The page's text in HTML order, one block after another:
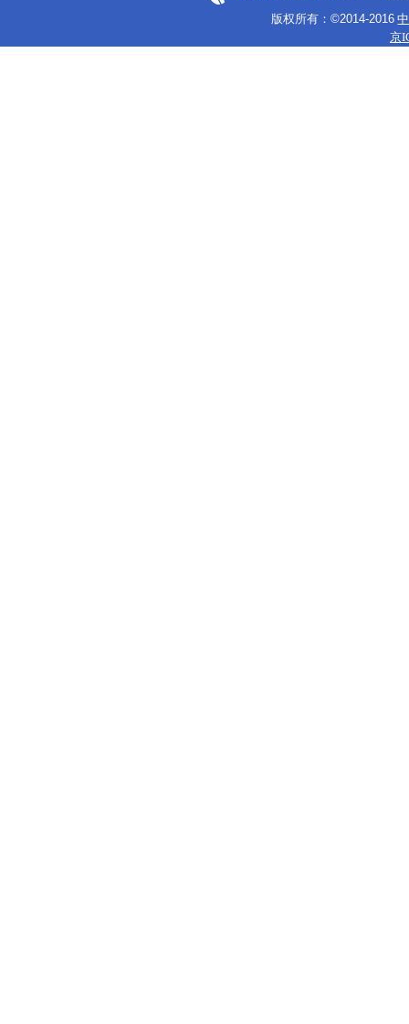
版权所有：©2014-2016
京